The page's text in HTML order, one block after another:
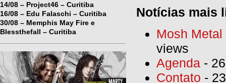
14/08 – Project46 – Curitiba
16/08 – Edu Falaschi – Curitiba
30/08 – Memphis May Fire e
Blessthefall – Curitiba
Notícias mais
Mosh
views
Agenda -
Contato -